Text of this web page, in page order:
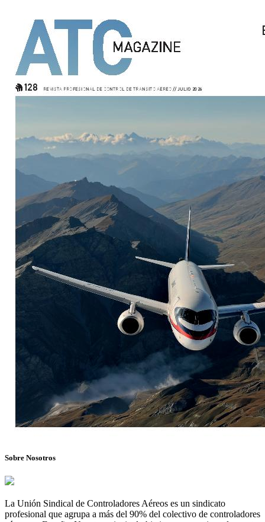
Sobre Nosotros
La Unión Sindical de Controladores Aéreos es un sindicato
profesional que agrupa a más del 90% del colectivo de controladores